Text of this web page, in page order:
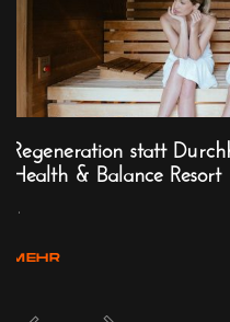
Regeneration statt
Health & Balance Resort
...
MEHR